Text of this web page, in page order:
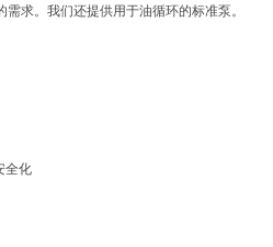
求。我们还提供用于油循环的标准泵。
全化